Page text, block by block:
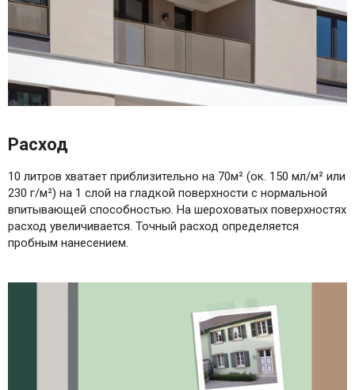
Расход
10 литров хватает приблизительно на 70м² (ок. 150 мл/м² или
230 г/м²) на 1 слой на гладкой поверхности с нормальной
впитывающей способностью. На шероховатых поверхностях
расход увеличивается. Точный расход определяется
пробным нанесением.